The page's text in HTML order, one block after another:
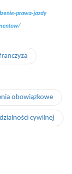
prawa-jazdy
obowiązkowe
cywilnej